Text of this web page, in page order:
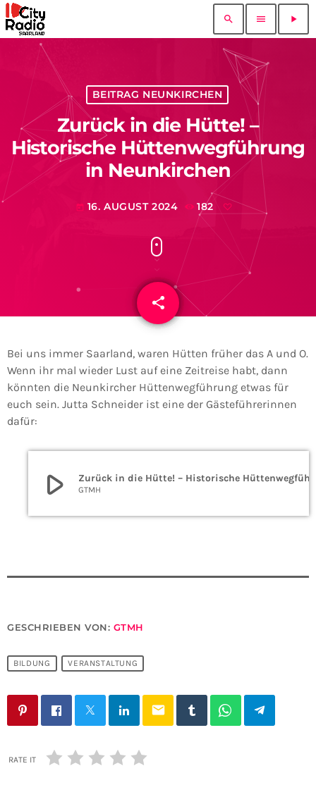
search menu play_arrow
BEITRAG NEUNKIRCHEN
Zurück in die Hütte! –
Historische Hüttenwegführung
in Neunkirchen
today 16. AUGUST 2024 182
share
email
Bei uns immer Saarland, waren Hütten früher das A und O.
Wenn ihr mal wieder Lust auf eine Zeitreise habt, dann
könnten die Neunkircher Hüttenwegführung etwas für
euch sein. Jutta Schneider ist eine der Gästeführerinnen
dafür:
play_arrow GTMH
GESCHRIEBEN VON: GTMH
BILDUNG VERANSTALTUNG
email
RATE IT